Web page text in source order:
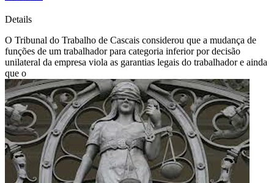
Details
O Tribunal do Trabalho de Cascais considerou que a mudança de
funções de um trabalhador para categoria inferior por decisão
unilateral da empresa viola as garantias legais do trabalhador e ainda
que o